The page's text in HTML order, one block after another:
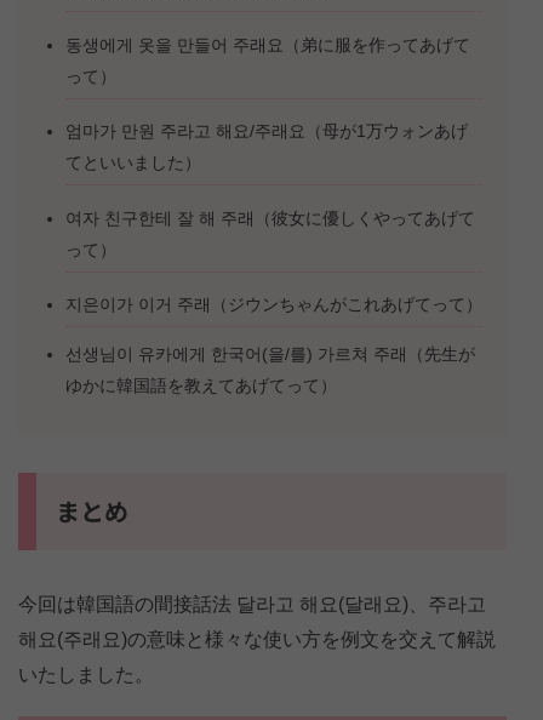
동생에게 옷을 만들어 주래요（弟に服を作ってあげて
って）
엄마가 만원 주라고 해요/주래요（母が1万ウォンあげ
てといいました）
여자 친구한테 잘 해 주래（彼女に優しくやってあげて
って）
지은이가 이거 주래（ジウンちゃんがこれあげてって）
선생님이 유카에게 한국어(을/를) 가르쳐 주래（先生が
ゆかに韓国語を教えてあげてって）
まとめ
今回は韓国語の間接話法 달라고 해요(달래요)、주라고
해요(주래요)の意味と様々な使い方を例文を交えて解説
いたしました。